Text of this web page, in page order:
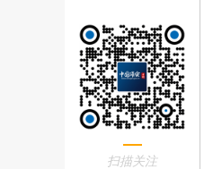
扫描关注